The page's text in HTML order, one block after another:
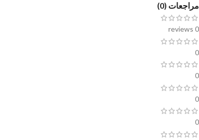
مراجعات (0)
0 reviews
0
0
0
0